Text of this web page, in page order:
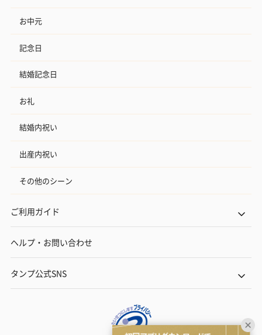
お中元
記念日
結婚記念日
お礼
結婚内祝い
出産内祝い
その他のシーン
ご利用ガイド
ヘルプ・お問い合わせ
タンプ公式SNS